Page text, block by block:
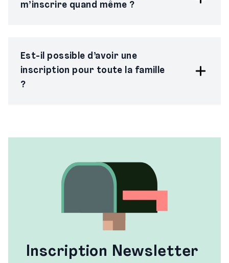
m’inscrire quand même ?
Est-il possible d’avoir une
inscription pour toute la famille
?
Inscription Newsletter